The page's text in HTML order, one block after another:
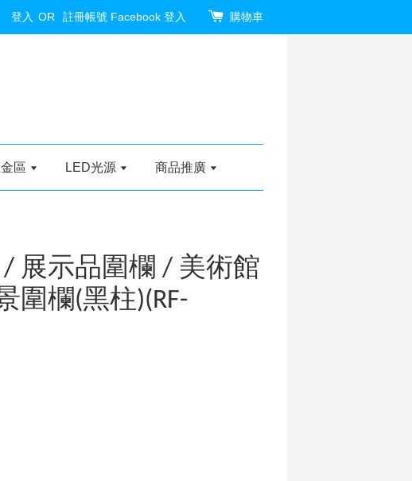
登入 OR 註冊帳號 Facebook 登入 購物車
區 LED光源 商品推廣
展示品圍欄 / 美術館
圍欄(黑柱)(RF-